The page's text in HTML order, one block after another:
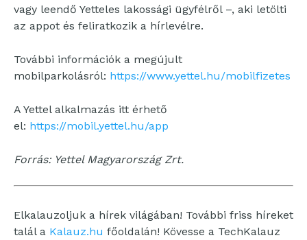
vagy leendő Yetteles lakossági ügyfélről –, aki letölti
az appot és feliratkozik a hírlevélre.
További információk a megújult
mobilparkolásról: https://www.yettel.hu/mobilfizetes
A Yettel alkalmazás itt érhető
el: https://mobil.yettel.hu/app
Forrás: Yettel Magyarország Zrt.
Elkalauzoljuk a hírek világában! További friss híreket
talál a Kalauz.hu főoldalán! Kövesse a TechKalauz